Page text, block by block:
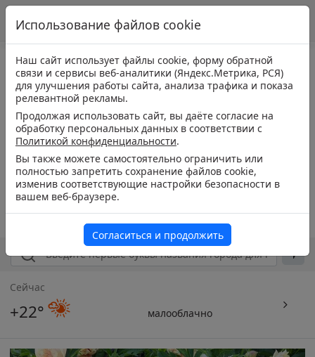
Сейчас
+22° малооблачно
Использование файлов cookie
Наш сайт использует файлы cookie, форму обратной
связи и сервисы веб-аналитики (Яндекс.Метрика, РСЯ)
для улучшения работы сайта, анализа трафика и показа
релевантной рекламы.
Продолжая использовать сайт, вы даёте согласие на
обработку персональных данных в соответствии с
Политикой конфиденциальности.
Вы также можете самостоятельно ограничить или
полностью запретить сохранение файлов cookie,
изменив соответствующие настройки безопасности в
вашем веб-браузере.
Согласиться и продолжить